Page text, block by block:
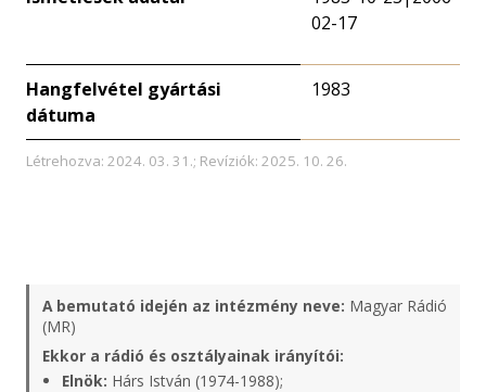
02-17
Hangfelvétel gyártási
dátuma
1983
Létrehozva: 2024. 03. 31.; Revíziók: 2025. 10. 26.
A bemutató idején az intézmény neve: Magyar Rádió
(MR)
Ekkor a rádió és osztályainak irányítói:
Elnök: Hárs István (1974-1988);